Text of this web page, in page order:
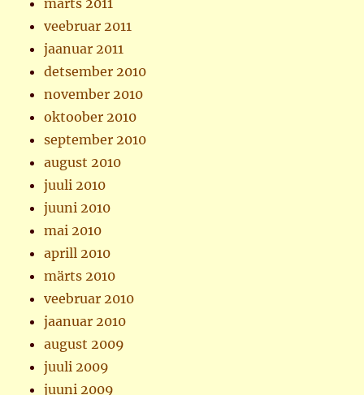
veebruar 2011
jaanuar 2011
detsember 2010
november 2010
oktoober 2010
september 2010
august 2010
juuli 2010
juuni 2010
mai 2010
aprill 2010
märts 2010
veebruar 2010
jaanuar 2010
august 2009
juuli 2009
juuni 2009